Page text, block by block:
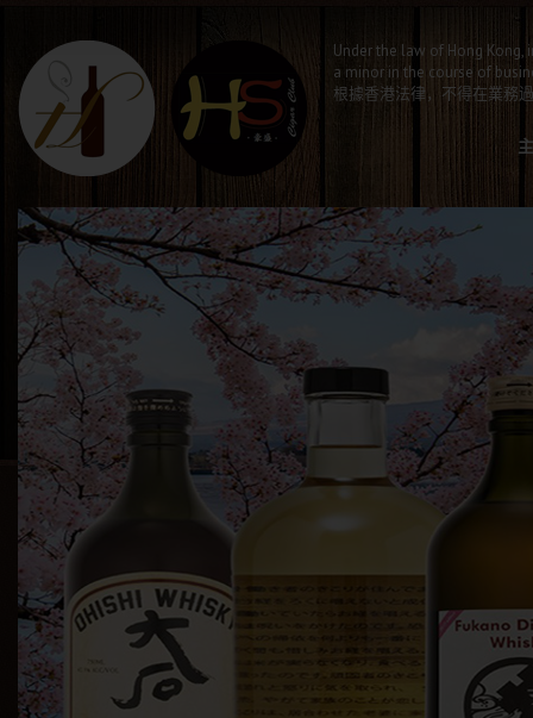
Under the law of Hong
a minor in the course of
根據香港法律，不得在業務